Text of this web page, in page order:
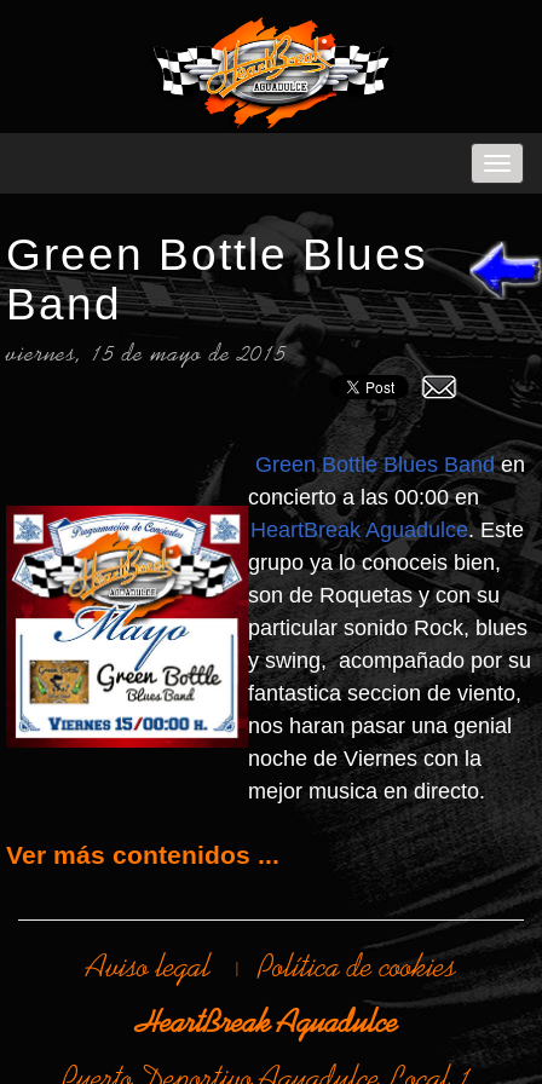
Green Bottle Blues
Band
viernes, 15 de mayo de 2015
Green Bottle Blues Banden
concierto a las 00:00 en
HeartBreak Aguadulce. Este
grupo ya lo conoceis bien,
son de Roquetas y con su
particular sonido Rock, blues
y swing, acompañado por su
fantastica seccion de viento,
nos haran pasar una genial
noche de Viernes con la
mejor musica en directo.
Ver más contenidos ...
Aviso legal |Política de cookies
HeartBreak Aguadulce